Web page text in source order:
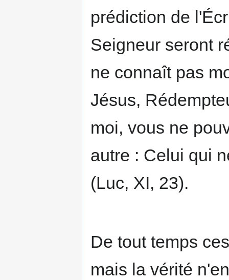
prédiction de
Seigneur seront
ne connaît pas
Jésus,
moi, vous ne
autre : Celui qui
(Luc, XI, 23).
De tout temps
mais la vérité